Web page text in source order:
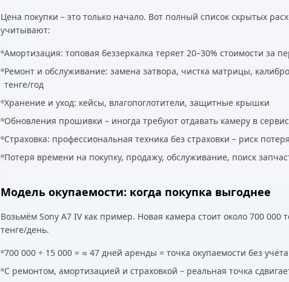
Цена покупки – это только начало. Вот полный список скрытых
учитывают:
Амортизация: топовая беззеркалка теряет 20–30% стоимости за
Ремонт и обслуживание: замена затвора, чистка матрицы,
тенге/год
Хранение и уход: кейсы, влагопоглотители, защитные крышки
Обновления прошивки – иногда требуют отдавать камеру в сервис
Страховка: профессиональная техника без страховки – риск
Потеря времени на покупку, продажу, обслуживание, поиск
Модель окупаемости: когда покупка выгоднее
Возьмём Sony A7 IV как пример. Новая камера стоит около 700 000
тенге/день.
700 000 ÷ 15 000 = ≈ 47 дней аренды = точка окупаемости без
С ремонтом, амортизацией и страховкой – реальная точка